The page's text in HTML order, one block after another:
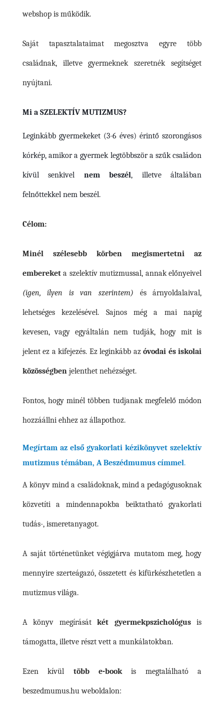
webshop is működik.
Saját tapasztalataimat megosztva egyre több
családnak, illetve gyermeknek szeretnék segítséget
nyújtani.
Mi a SZELEKTÍV MUTIZMUS?
Leginkább gyermekeket (3-6 éves) érintő szorongásos
kórkép, amikor a gyermek legtöbbször a szűk családon
kívül senkivel nem beszél, illetve általában
felnőttekkel nem beszél.
Célom:
Minél szélesebb körben megismertetni az
embereketa szelektív mutizmussal, annak előnyeivel
(igen, ilyen is van szerintem) és árnyoldalaival,
lehetséges kezelésével. Sajnos még a mai napig
kevesen, vagy egyáltalán nem tudják, hogy mit is
jelent ez a kifejezés. Ez leginkább azóvodai és iskolai
közösségbenjelenthet nehézséget.
Fontos, hogy minél többen tudjanak megfelelő módon
hozzáállni ehhez az állapothoz.
Megírtam az első gyakorlati kézikönyvet szelektív
mutizmus témában, A Beszédmumus címmel.
A könyv mind a családoknak, mind a pedagógusoknak
közvetíti a mindennapokba beiktatható gyakorlati
tudás-, ismeretanyagot.
A saját történetünket végigjárva mutatom meg, hogy
mennyire szerteágazó, összetett és kifürkészhetetlen a
mutizmus világa.
A könyv megírásátkét gyermekpszichológusis
támogatta, illetve részt vett a munkálatokban.
Ezen kívül több e-bookis megtalálható a
beszedmumus.hu weboldalon: